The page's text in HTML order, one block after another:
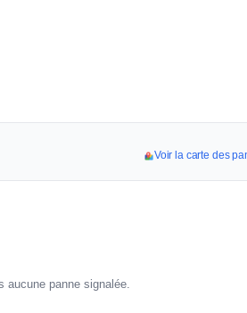
Voir la carte des
panne signalée.